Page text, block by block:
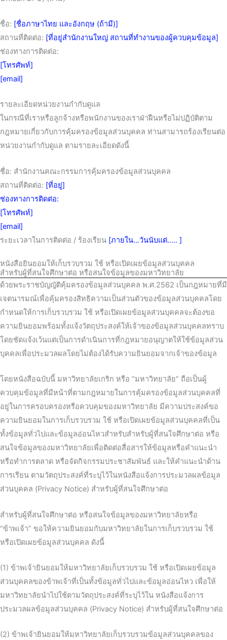
ชื่อ: [ชื่อภาษาไทย และอังกฤษ (ถ้ามี)]
สถานที่ติดต่อ: [ที่อยู่สำนักงานใหญ่ สถานที่ทำงานของผู้ควบคุมข้อมูล]
ช่องทางการติดต่อ:
[โทรศัพท์]
[email]
รายละเอียดหน่วยงานกำกับดูแล
ในกรณีที่เราหรือลูกจ้างหรือพนักงานของเราฝ่าฝืนหรือไม่ปฏิบัติตาม
กฎหมายเกี่ยวกับการคุ้มครองข้อมูลส่วนบุคคล ท่านสามารถร้องเรียนต่อ
หน่วยงานกำกับดูแล ตามรายละเอียดดังนี้
ชื่อ: สำนักงานคณะกรรมการคุ้มครองข้อมูลส่วนบุคคล
สถานที่ติดต่อ: [ที่อยู่]
ช่องทางการติดต่อ:
[โทรศัพท์]
[email]
ระยะเวลาในการติดต่อ / ร้องเรียน [ภายใน…วันนับแต่….. ]
หนังสือยินยอมให้เก็บรวบรวม ใช้ หรือเปิดเผยข้อมูลส่วนบุคคล
สำหรับผู้ที่สนใจศึกษาต่อ หรือสนใจข้อมูลของมหาวิทยาลัย
ด้วยพระราชบัญญัติคุ้มครองข้อมูลส่วนบุคคล พ.ศ.2562 เป็นกฎหมายที่มี
เจตนารมณ์เพื่อคุ้มครองสิทธิความเป็นส่วนตัวของข้อมูลส่วนบุคคลโดย
กำหนดให้การเก็บรวบรวม ใช้ หรือเปิดเผยข้อมูลส่วนบุคคลจะต้องขอ
ความยินยอมพร้อมทั้งแจ้งวัตถุประสงค์ให้เจ้าของข้อมูลส่วนบุคคลทราบ
โดยชัดแจ้งเว้นแต่เป็นการดำเนินการที่กฎหมายอนุญาตให้ใช้ข้อมูลส่วน
บุคคลเพื่อประมวลผลโดยไม่ต้องได้รับความยินยอมจากเจ้าของข้อมูล
โดยหนังสือฉบับนี้ มหาวิทยาลัยเกริก หรือ “มหาวิทยาลัย” ถือเป็นผู้
ควบคุมข้อมูลที่มีหน้าที่ตามกฎหมายในการคุ้มครองข้อมูลส่วนบุคคลที่
อยู่ในการครอบครองหรือควบคุมของมหาวิทยาลัย มีความประสงค์ขอ
ความยินยอมในการเก็บรวบรวม ใช้ หรือเปิดเผยข้อมูลส่วนบุคคลที่เป็น
ทั้งข้อมูลทั่วไปและข้อมูลอ่อนไหวสำหรับสำหรับผู้ที่สนใจศึกษาต่อ หรือ
สนใจข้อมูลของมหาวิทยาลัยเพื่อติดต่อสื่อสารให้ข้อมูลหรือคำแนะนำ
หรือทำการตลาด หรือจัดกิจกรรมประชาสัมพันธ์ และให้คำแนะนำด้าน
การเรียน ตามวัตถุประสงค์ที่ระบุไว้ในหนังสือแจ้งการประมวลผลข้อมูล
ส่วนบุคคล (Privacy Notice) สำหรับผู้ที่สนใจศึกษาต่อ
สำหรับผู้ที่สนใจศึกษาต่อ หรือสนใจข้อมูลของมหาวิทยาลัยหรือ
“ข้าพเจ้า” ขอให้ความยินยอมกับมหาวิทยาลัยในการเก็บรวบรวม ใช้
หรือเปิดเผยข้อมูลส่วนบุคคล ดังนี้
(1) ข้าพเจ้ายินยอมให้มหาวิทยาลัยเก็บรวบรวม ใช้ หรือเปิดเผยข้อมูล
ส่วนบุคคลของข้าพเจ้าที่เป็นทั้งข้อมูลทั่วไปและข้อมูลอ่อนไหว เพื่อให้
มหาวิทยาลัยนำไปใช้ตามวัตถุประสงค์ที่ระบุไว้ใน หนังสือแจ้งการ
ประมวลผลข้อมูลส่วนบุคคล (Privacy Notice) สำหรับผู้ที่สนใจศึกษาต่อ
(2) ข้าพเจ้ายินยอมให้มหาวิทยาลัยเก็บรวบรวมข้อมูลส่วนบุคคลของ